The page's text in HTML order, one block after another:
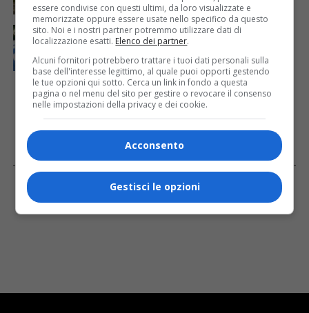
CRONACA & ATTUALITÀ 1 giorno fa
Arrivano 142 nuovi poliziotti in Friuli-Venezia Giulia:
61 saranno assegnati a Trieste
essere condivise con questi ultimi, da loro visualizzate e
memorizzate oppure essere usate nello specifico da questo
sito. Noi e i nostri partner potremmo utilizzare dati di
localizzazione esatti. Elenco dei partner.
Alcuni fornitori potrebbero trattare i tuoi dati personali sulla
base dell'interesse legittimo, al quale puoi opporti gestendo
le tue opzioni qui sotto. Cerca un link in fondo a questa
pagina o nel menu del sito per gestire o revocare il consenso
nelle impostazioni della privacy e dei cookie.
Acconsento
Gestisci le opzioni